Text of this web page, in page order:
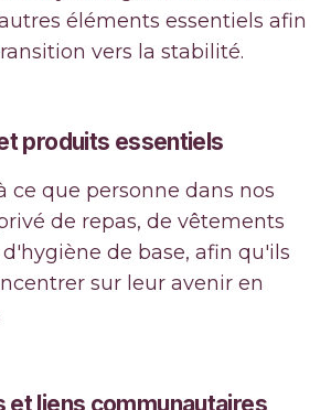
éléments essentiels afin
vers la stabilité.
produits essentiels
ce que personne dans nos
de repas, de vêtements
de base, afin qu'ils
sur leur avenir en
et liens communautaires